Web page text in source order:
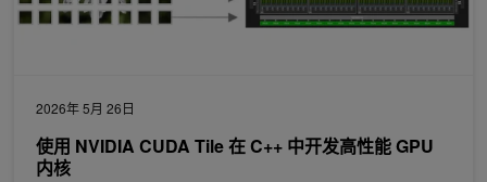
2026年 5月 26日
使用 NVIDIA CUDA Tile 在 C++ 中开发高性能 GPU
内核